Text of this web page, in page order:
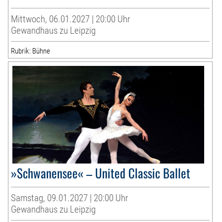
Mittwoch, 06.01.2027 | 20:00 Uhr
Gewandhaus zu Leipzig
Rubrik: Bühne
»Schwanensee« – United Classic Ballet
Samstag, 09.01.2027 | 20:00 Uhr
Gewandhaus zu Leipzig